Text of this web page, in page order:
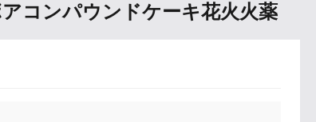
コンパウンドケーキ花火火薬